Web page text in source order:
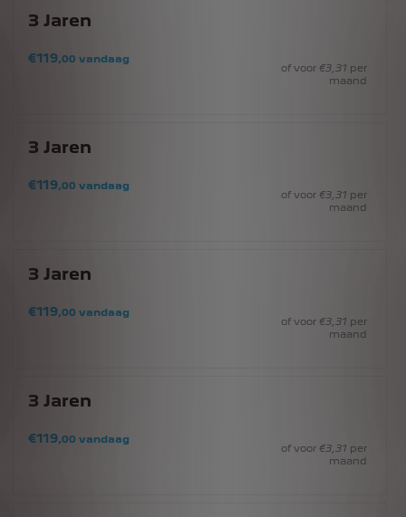
3 Jaren
€119,00 vandaag
of voor €3,31 per
maand
3 Jaren
€119,00 vandaag
of voor €3,31 per
maand
3 Jaren
€119,00 vandaag
of voor €3,31 per
maand
3 Jaren
€119,00 vandaag
of voor €3,31 per
maand